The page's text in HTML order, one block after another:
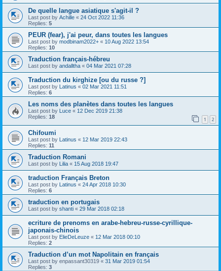
De quelle langue asiatique s'agit-il ?
Last post by Achille « 24 Oct 2022 11:36
Replies: 5
PEUR (fear), j'ai peur, dans toutes les langues
Last post by modbinam2022+ « 10 Aug 2022 13:54
Replies: 10
Traduction français-hébreu
Last post by andalltha « 04 Mar 2021 07:28
Traduction du kirghize [ou du russe ?]
Last post by Latinus « 02 Mar 2021 11:51
Replies: 6
Les noms des planètes dans toutes les langues
Last post by Luce « 12 Dec 2019 21:38
Replies: 18 1 2
Chifoumi
Last post by Latinus « 12 Mar 2019 22:43
Replies: 11
Traduction Romani
Last post by Lilia « 15 Aug 2018 19:47
traduction Français Breton
Last post by Latinus « 24 Apr 2018 10:30
Replies: 6
traduction en portugais
Last post by shanti « 29 Mar 2018 02:18
ecriture de prenoms en arabe-hebreu-russe-cyrillique-
japonais-chinois
Last post by ElieDeLeuze « 12 Mar 2018 00:10
Replies: 2
Traduction d’un mot Napolitain en français
Last post by enpassant30319 « 31 Mar 2019 01:54
Replies: 3